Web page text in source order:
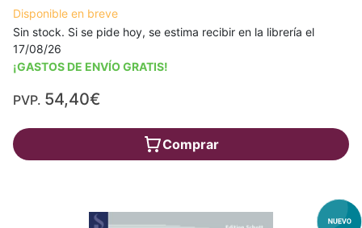
Disponible en breve
Sin stock. Si se pide hoy, se estima recibir en la librería el
17/08/26
¡GASTOS DE ENVÍO GRATIS!
PVP. 54,40€
Comprar